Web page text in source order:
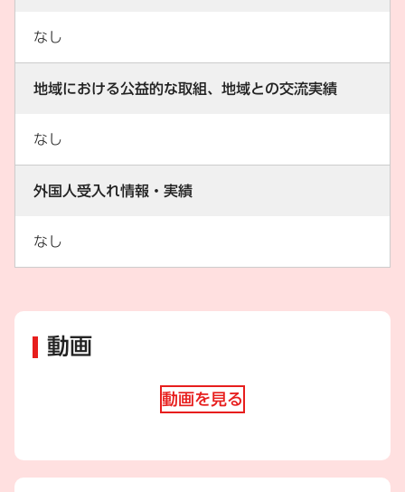
なし
地域における公益的な取組、地域との交流実績
なし
外国人受入れ情報・実績
なし
動画
動画を見る